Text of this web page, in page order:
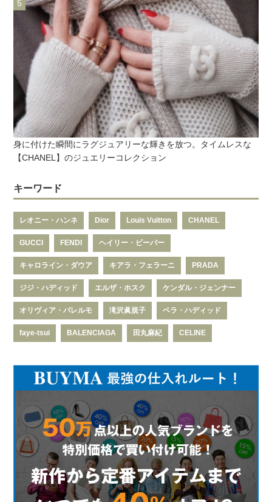
身に付けた瞬間にラグジュアリーな輝きを放つ。タイムレスな
【CHANEL】のジュエリーコレクション
キーワード
レオニー・ハンネ Dior Louis Vuitton CHANEL
GUCCI FENDI ヘイリー・ビーバー
キャロライン・ダウア キアラ・フェラーニ PRADA
ジジ・ハディッド エルザ・ホスク ケンダル・ジェンナー
オリヴィア・パレルモ 滝沢眞規子 ベラ・ハディッド
faye-tsui BALENCIAGA 田丸麻紀 CELINE